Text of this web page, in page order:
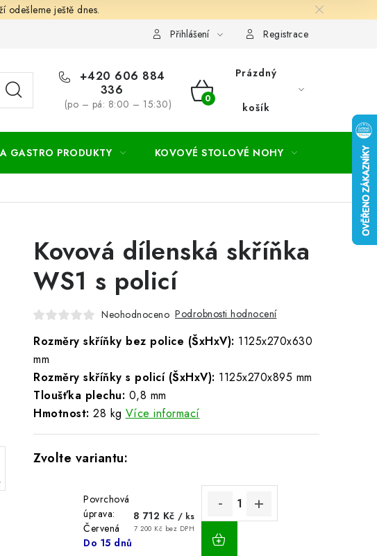
odešleme ještě dnes.
Obchodní a dodací podmínky Ochrana osobních údajú
Přihlášení Registrace
+420 606 884
336
(po – pá: 8:00 – 15:30)
NÁKUPNÍ
Prázdný
košík
GASTRO PRODUKTY KOVOVÉ STOLOVÉ NOHY
Kovová dílenská skříňka
WS1 s policí
Neohodnoceno Podrobnosti hodnocení
Rozměry skříňky bez police (ŠxHxV): 1125x270x630
mm
Rozměry skříňky s policí (ŠxHxV): 1125x270x895 mm
Tloušťka plechu: 0,8 mm
Hmotnost: 28 kg Více informací
Povrchová
úprava:
Červená
Do 15 dnů
8 712 Kč / ks
7 200 Kč bez DPH